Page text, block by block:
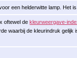
een helderwitte lamp. Het
oftewel dekleurweergave-
waarbij de kleurindruk gelijk